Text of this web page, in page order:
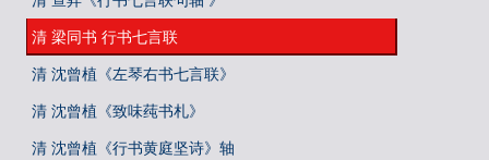
清 梁同书 行书七言联
清 沈曾植《左琴右书七言联》
清 沈曾植《致味莼书札》
清 沈曾植《行书黄庭坚诗》轴